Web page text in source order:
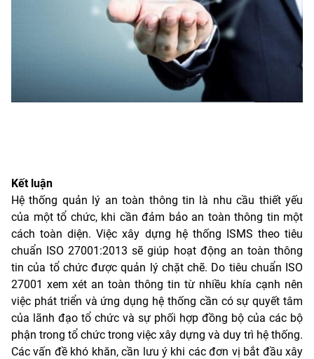
Kết luận
Hệ thống quản lý an toàn thông tin là nhu cầu thiết yếu
của một tổ chức, khi cần đảm bảo an toàn thông tin một
cách toàn diện. Việc xây dựng hệ thống ISMS theo tiêu
chuẩn ISO 27001:2013 sẽ giúp hoạt động an toàn thông
tin của tổ chức được quản lý chặt chẽ. Do tiêu chuẩn ISO
27001 xem xét an toàn thông tin từ nhiều khía cạnh nên
việc phát triển và ứng dụng hệ thống cần có sự quyết tâm
của lãnh đạo tổ chức và sự phối hợp đồng bộ của các bộ
phận trong tổ chức trong việc xây dựng và duy trì hệ thống.
Các vấn đề khó khăn, cần lưu ý khi các đơn vị bắt đầu xây